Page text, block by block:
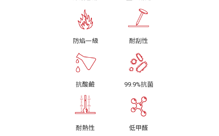
防焰一級 耐刮性
抗酸鹼 99.9%抗菌
耐熱性 低甲醛